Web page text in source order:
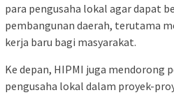
para pengusaha lokal agar dapat
pembangunan daerah, terutama
kerja baru bagi masyarakat.
Ke depan, HIPMI juga
pengusaha lokal dalam proyek-